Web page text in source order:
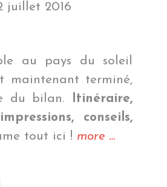
juillet 2016
au pays du soleil
maintenant terminé,
du bilan.
Itinéraire,
conseils,
tout ici ! more « Bilan
…